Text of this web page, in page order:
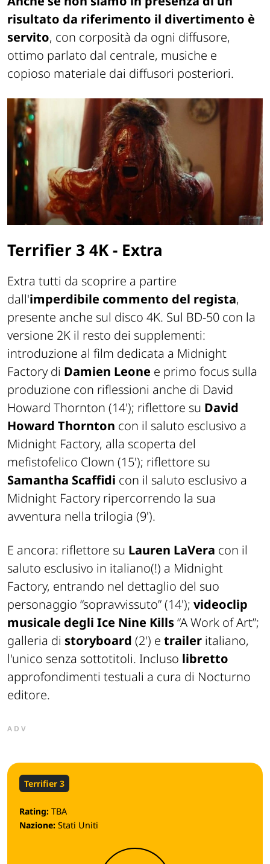
risultato da riferimento il divertimento è
servito, con corposità da ogni diffusore,
ottimo parlato dal centrale, musiche e
copioso materiale dai diffusori posteriori.
Terrifier 3 4K - Extra
Extra tutti da scoprire a partire
dall'imperdibile commento del regista,
presente anche sul disco 4K. Sul BD-50 con la
versione 2K il resto dei supplementi:
introduzione al film dedicata a Midnight
Factory di Damien Leone e primo focus sulla
produzione con riflessioni anche di David
Howard Thornton (14'); riflettore su David
Howard Thornton con il saluto esclusivo a
Midnight Factory, alla scoperta del
mefistofelico Clown (15'); riflettore su
Samantha Scaffidi con il saluto esclusivo a
Midnight Factory ripercorrendo la sua
avventura nella trilogia (9').
E ancora: riflettore su Lauren LaVera con il
saluto esclusivo in italiano(!) a Midnight
Factory, entrando nel dettaglio del suo
personaggio “sopravvissuto” (14'); videoclip
musicale degli Ice Nine Kills“A Work of Art”;
galleria di storyboard (2') e trailer italiano,
l'unico senza sottotitoli. Incluso libretto
approfondimenti testuali a cura di Nocturno
editore.
ADV
Terrifier 3
Rating: TBA
Nazione: Stati Uniti